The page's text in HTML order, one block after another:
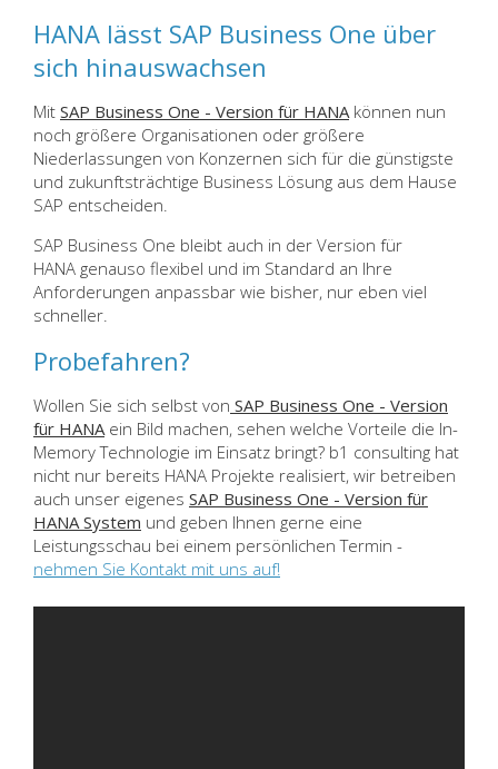
HANA lässt SAP Business One über
sich hinauswachsen
Mit SAP Business One - Version für HANAkönnen nun
noch größere Organisationen oder größere
Niederlassungen von Konzernen sich für die günstigste
und zukunftsträchtige Business Lösung aus dem Hause
SAP entscheiden.
SAP Business One bleibt auch in der Version für
HANA genauso flexibel und im Standard an Ihre
Anforderungen anpassbar wie bisher, nur eben viel
schneller.
Probefahren?
Wollen Sie sich selbst von SAP Business One - Version
für HANAein Bild machen, sehen welche Vorteile die In-
Memory Technologie im Einsatz bringt? b1 consulting hat
nicht nur bereits HANA Projekte realisiert, wir betreiben
auch unser eigenes SAP Business One - Version für
HANA System und geben Ihnen gerne eine
Leistungsschau bei einem persönlichen Termin -
nehmen Sie Kontakt mit uns auf!